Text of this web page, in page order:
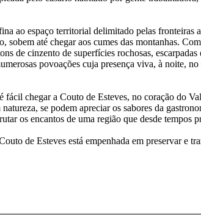
ao espaço territorial delimitado pelas fronteiras
sobem até chegar aos cumes das montanhas.
de cinzento de superfícies rochosas,
povoações cuja presença viva, à noite,
chegar a Couto de Esteves, no coração do
se podem apreciar os sabores da
os encantos de uma região que desde tempos
de Esteves está empenhada em preservar e